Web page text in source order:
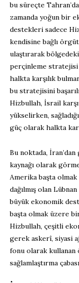
bu süreçte
zamanda yoğun bir
destekleri sadece
kendisine bağlı
ulaştırarak
perçinleme
halkta karşılık
bu stratejisini
Hizbullah, İsrail
yükselirken,
güç olarak halkta
Bu noktada,
kaynağı olarak
Amerika başta
dağılmış olan
büyük ekonomik
başta olmak üzere
Hizbullah, çeşitli
gerek askerî, siyasi
fonu olarak kullanan
sağlamlaştırma